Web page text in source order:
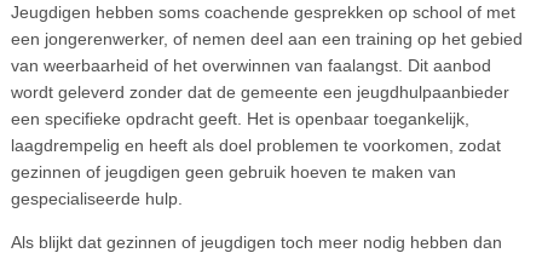
Jeugdigen hebben soms coachende gesprekken op school of met
een jongerenwerker, of nemen deel aan een training op het gebied
van weerbaarheid of het overwinnen van faalangst. Dit aanbod
wordt geleverd zonder dat de gemeente een jeugdhulpaanbieder
een specifieke opdracht geeft. Het is openbaar toegankelijk,
laagdrempelig en heeft als doel problemen te voorkomen, zodat
gezinnen of jeugdigen geen gebruik hoeven te maken van
gespecialiseerde hulp.
Als blijkt dat gezinnen of jeugdigen toch meer nodig hebben dan